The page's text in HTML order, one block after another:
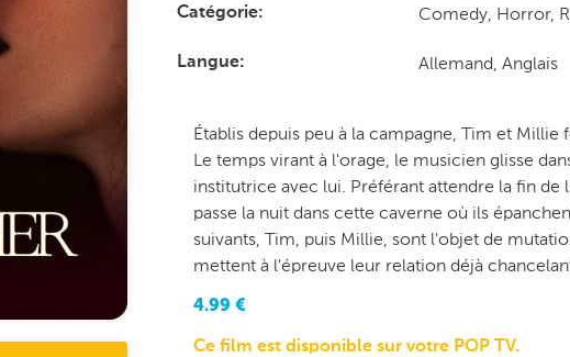
Catégorie Comedy, Horror,
Langue Allemand, Anglais
Établis depuis peu à la campagne, Tim et
Le temps virant à l'orage, le musicien glisse
institutrice avec lui. Préférant attendre la fin
passe la nuit dans cette caverne où ils
suivants, Tim, puis Millie, sont l'objet de
mettent à l'épreuve leur relation déjà
4.99 €
Ce film est disponible sur votre POP TV.